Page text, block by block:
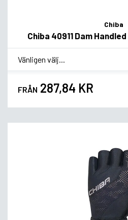
Chiba
Chiba 40911 Dam
* Smakvariant
FRÅN 287,84 KR